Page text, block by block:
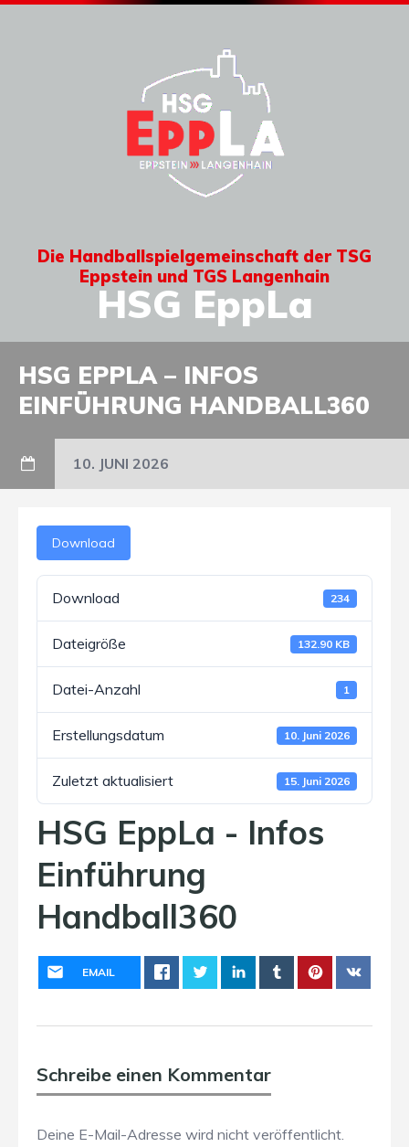
Die Handballspielgemeinschaft der TSG
Eppstein und TGS Langenhain
HSG EppLa
HSG EPPLA – INFOS
EINFÜHRUNG HANDBALL360
10. JUNI 2026
Download
Download 234
Dateigröße 132.90 KB
Datei-Anzahl 1
Erstellungsdatum 10. Juni 2026
Zuletzt aktualisiert 15. Juni 2026
HSG EppLa - Infos
Einführung
Handball360
EMAIL
Schreibe einen Kommentar
Deine E-Mail-Adresse wird nicht veröffentlicht.